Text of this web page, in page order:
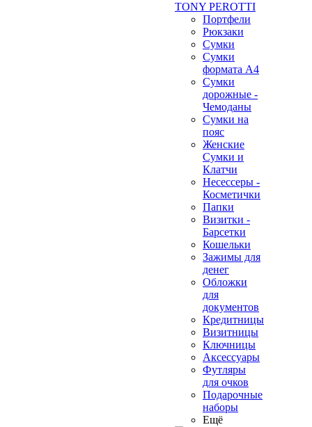
TONY PEROTTI
Портфели
Рюкзаки
Сумки
Сумки
формата А4
Сумки
дорожные -
Чемоданы
Сумки на
пояс
Женские
Сумки и
Клатчи
Несессеры -
Косметички
Папки
Визитки -
Барсетки
Кошельки
Зажимы для
денег
Обложки
для
документов
Кредитницы
Визитницы
Ключницы
Аксессуары
Футляры
для очков
Подарочные
наборы
Ещё